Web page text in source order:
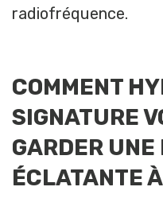
radiofréquence.
COMMENT
SIGNATURE
GARDER
ÉCLATANTE